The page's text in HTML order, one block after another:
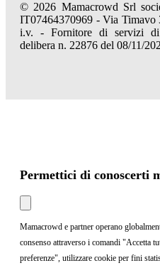
© 2026 Mamacrowd Srl
IT07464370969 - Via
i.v. - Fornitore di servizi di
delibera n. 22876 del 08/11/
Permettici di conoscerti
Mamacrowd e partner operano
consenso attraverso i comandi "Accetta
preferenze", utilizzare cookie per fini